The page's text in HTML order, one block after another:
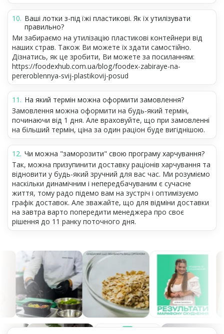
Ваші лотки з-під їжі пластикові. Як їх утилізувати
правильно?
Ми забираємо на утилізацію пластикові контейнери від
наших страв. Також Ви можете їх здати самостійно.
Дізнатись, як це зробити, Ви можете за посиланням:
https://foodexhub.com.ua/blog/foodex-zabiraye-na-
pereroblennya-svij-plastikovij-posud
На який термін можна оформити замовлення?
Замовлення можна оформити на будь-який термін,
починаючи від 1 дня. Але враховуйте, що при замовленні
на більший термін, ціна за один раціон буде вигіднішою.
Чи можна "заморозити" свою програму харчування?
Так, можна призупинити доставку раціонів харчування та
відновити у будь-який зручний для вас час. Ми розуміємо
наскільки динамічним і непередбачуваним є сучасне
життя, тому радо підемо вам на зустріч і оптимізуємо
графік доставок. Але зважайте, що для відміни доставки
на завтра варто попередити менеджера про своє
рішення до 11 ранку поточного дня.